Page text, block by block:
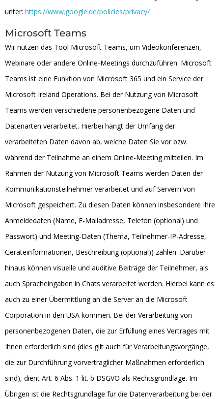
unter: https://www.google.de/policies/privacy/
Microsoft Teams
Wir nutzen das Tool Microsoft Teams, um Videokonferenzen,
Webinare oder andere Online-Meetings durchzuführen. Microsoft
Teams ist eine Funktion von Microsoft 365 und ein Service der
Microsoft Ireland Operations. Bei der Nutzung von Microsoft
Teams werden verschiedene personenbezogene Daten und
Datenarten verarbeitet. Hierbei hängt der Umfang der
verarbeiteten Daten davon ab, welche Daten Sie vor bzw.
während der Teilnahme an einem Online-Meeting mitteilen. Im
Rahmen der Nutzung von Microsoft Teams werden Daten der
Kommunikationsteilnehmer verarbeitet und auf Servern von
Microsoft gespeichert. Zu diesen Daten können insbesondere Ihre
Anmeldedaten (Name, E-Mailadresse, Telefon (optional) und
Passwort) und Meeting-Daten (Thema, Teilnehmer-IP-Adresse,
Geräteinformationen, Beschreibung (optional)) zählen. Darüber
hinaus können visuelle und auditive Beiträge der Teilnehmer, als
auch Spracheingaben in Chats verarbeitet werden. Hierbei kann es
auch zu einer Übermittlung an die Server an die Microsoft
Corporation in den USA kommen. Bei der Verarbeitung von
personenbezogenen Daten, die zur Erfüllung eines Vertrages mit
Ihnen erforderlich sind (dies gilt auch für Verarbeitungsvorgänge,
die zur Durchführung vorvertraglicher Maßnahmen erforderlich
sind), dient Art. 6 Abs. 1 lit. b DSGVO als Rechtsgrundlage. Im
Übrigen ist die Rechtsgrundlage für die Datenverarbeitung bei der